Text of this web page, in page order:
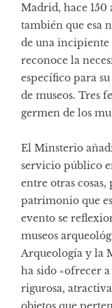
Madrid, hace 150
también que esa
de una incipiente
reconoce la
específico para
de museos. Tres
germen de los
El Minsterio
servicio público
entre otras
patrimonio que
evento se
museos
Arqueología y la
ha sido «ofrecer
rigurosa,